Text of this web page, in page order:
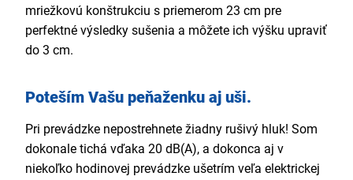
mriežkovú konštrukciu s priemerom 23 cm pre
perfektné výsledky sušenia a môžete ich výšku upraviť
do 3 cm.
Poteším Vašu peňaženku aj uši.
Pri prevádzke nepostrehnete žiadny rušivý hluk! Som
dokonale tichá vďaka 20 dB(A), a dokonca aj v
niekoľko hodinovej prevádzke ušetrím veľa elektrickej